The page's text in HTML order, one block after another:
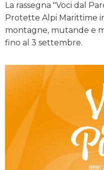
La rassegna "Voci dal
Protette Alpi Marittime
montagne, mutande e
fino al 3 settembre.